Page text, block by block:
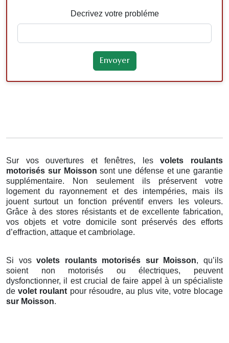
Decrivez votre probléme
Sur vos ouvertures et fenêtres, lesvolets roulants
motorisés sur Moissonsont une défense et une garantie
supplémentaire. Non seulement ils préservent votre
logement du rayonnement et des intempéries, mais ils
jouent surtout un fonction préventif envers les voleurs.
Grâce à des stores résistants et de excellente fabrication,
vos objets et votre domicile sont préservés des efforts
d’effraction, attaque et cambriolage.
Si vosvolets roulants motorisés sur Moisson, qu’ils
soient non motorisés ou électriques, peuvent
dysfonctionner, il est crucial de faire appel à un spécialiste
devolet roulantpour résoudre, au plus vite, votre blocage
sur Moisson.